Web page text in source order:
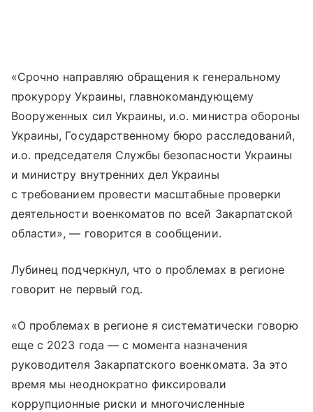
«Срочно направляю обращения к генеральному
прокурору Украины, главнокомандующему
Вооруженных сил Украины, и.о. министра обороны
Украины, Государственному бюро расследований,
и.о. председателя Службы безопасности Украины
и министру внутренних дел Украины
с требованием провести масштабные проверки
деятельности военкоматов по всей Закарпатской
области», — говорится в сообщении.
Лубинец подчеркнул, что о проблемах в регионе
говорит не первый год.
«О проблемах в регионе я систематически говорю
еще с 2023 года — с момента назначения
руководителя Закарпатского военкомата. За это
время мы неоднократно фиксировали
коррупционные риски и многочисленные